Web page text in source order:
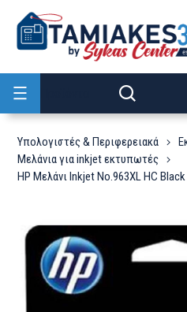
Υπολογιστές & Περιφερειακά
Μελάνια για inkjet εκτυπωτές
HP Μελάνι Inkjet No.963XL HC